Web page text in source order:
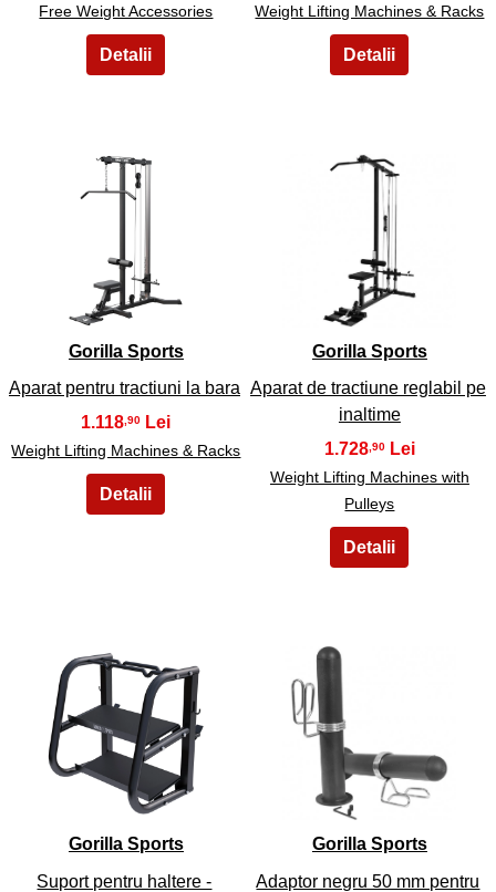
Free Weight Accessories Weight Lifting Machines & Racks
Gorilla Sports
Aparat pentru tractiuni la bara
1.118 ,90
Weight Lifting Machines & Racks
18
Gorilla Sports
Aparat de tractiune reglabil pe
inaltime
1.728 ,90
Weight Lifting Machines with
Pulleys
19
Gorilla Sports
Suport pentru haltere -
Gorilla Sports
Adaptor negru 50 mm pentru